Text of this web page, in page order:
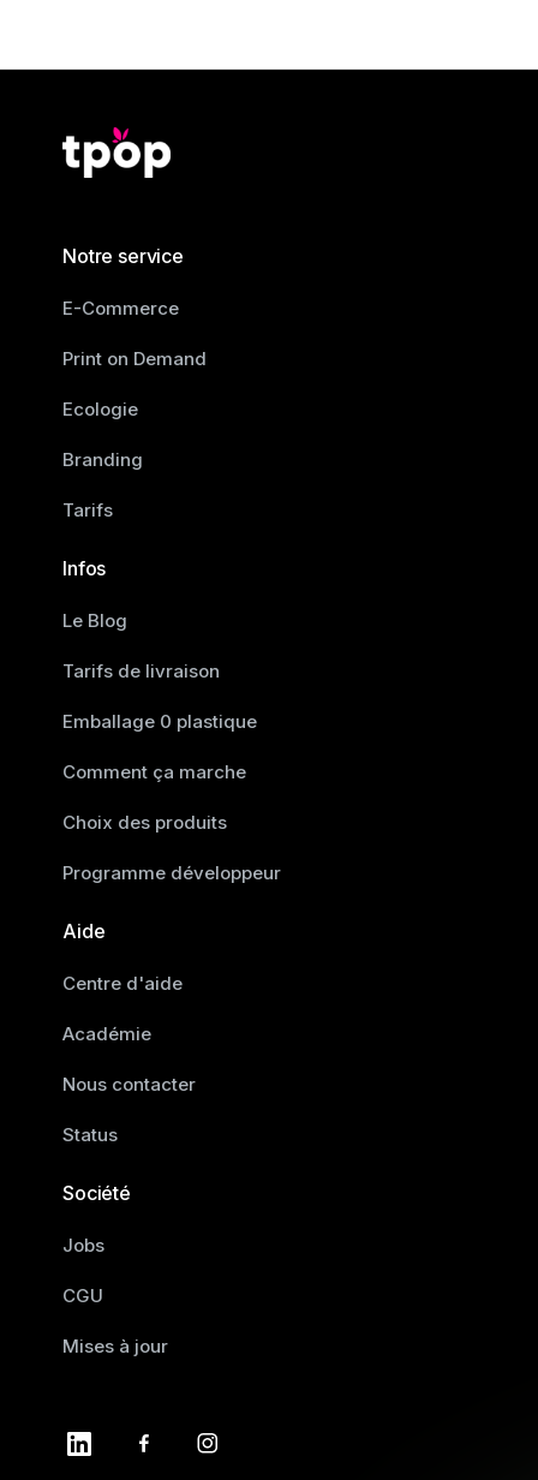
Notre service
E-Commerce
Print on Demand
Ecologie
Branding
Tarifs
Infos
Le Blog
Tarifs de livraison
Emballage 0 plastique
Comment ça marche
Choix des produits
Programme développeur
Aide
Centre d'aide
Académie
Nous contacter
Status
Société
Jobs
CGU
Mises à jour